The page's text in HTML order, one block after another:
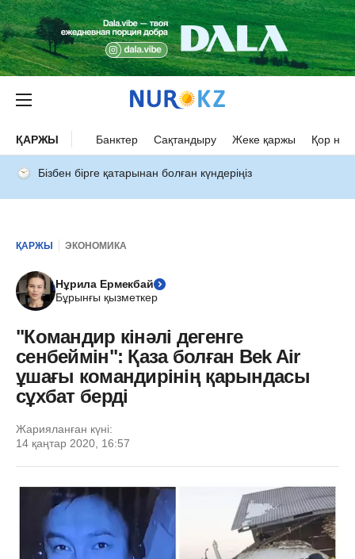
ҚАРЖЫ Банктер Сақтандыру Жеке қаржы Қор
Бізбен бірге қатарынан болған күндеріңіз
ҚАРЖЫ ЭКОНОМИКА
Нұрила Ермекбай
Бұрынғы қызметкер
"Командир кінәлі дегенге
сенбеймін": Қаза болған Bek Air
ұшағы командирінің қарындасы
сұхбат берді
Жарияланған күні:
14 қаңтар 2020, 16:57